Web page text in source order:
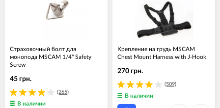
Страховочный болт для
монопода MSCAM 1/4" Safety
Screw
(265)
45 грн.
В наличии
Крепление на грудь MSCAM
Chest Mount Harness with J-Hook
(509)
270 грн.
В наличии